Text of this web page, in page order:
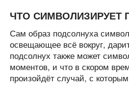
ЧТО СИМВОЛИЗИРУЕТ
Сам образ подсолнуха
освещающее всё вокруг,
подсолнух также может
моментов, и что в скором
произойдёт случай, с